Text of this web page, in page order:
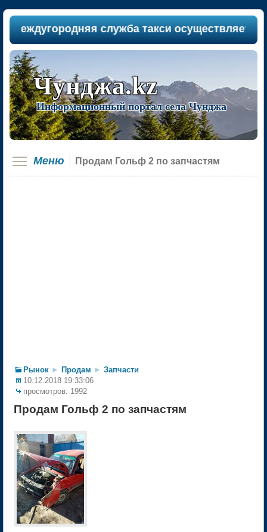
служба такси осуществляет
Чунджа.kz
Информационный портал села Чунджа
Меню Продам Гольф 2 по запчастям
Рынок ► Продам ► Запчасти
10.12.2018 19:33:06
просмотров: 1992
Продам Гольф 2 по запчастям